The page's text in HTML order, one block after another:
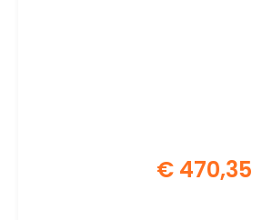
€470,35